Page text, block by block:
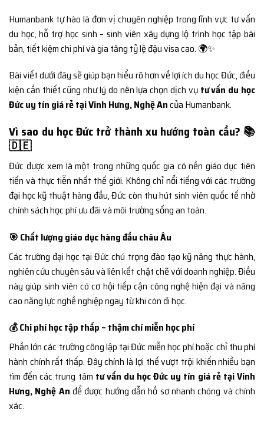
Humanbank tự hào là đơn vị chuyên nghiệp trong lĩnh vực tư vấn
du học, hỗ trợ học sinh – sinh viên xây dựng lộ trình học tập bài
bản, tiết kiệm chi phí và gia tăng tỷ lệ đậu visa cao. 🌍✨
Bài viết dưới đây sẽ giúp bạn hiểu rõ hơn về lợi ích du học Đức, điều
kiện cần thiết cũng như lý do nên lựa chọn dịch vụ tư vấn du học
Đức uy tín giá rẻ tại Vinh Hưng, Nghệ Ancủa Humanbank.
Vì sao du học Đức trở thành xu hướng toàn cầu? 📚
🇩🇪
Đức được xem là một trong những quốc gia có nền giáo dục tiên
tiến và thực tiễn nhất thế giới. Không chỉ nổi tiếng với các trường
đại học kỹ thuật hàng đầu, Đức còn thu hút sinh viên quốc tế nhờ
chính sách học phí ưu đãi và môi trường sống an toàn.
🎯 Chất lượng giáo dục hàng đầu châu Âu
Các trường đại học tại Đức chú trọng đào tạo kỹ năng thực hành,
nghiên cứu chuyên sâu và liên kết chặt chẽ với doanh nghiệp. Điều
này giúp sinh viên có cơ hội tiếp cận công nghệ hiện đại và nâng
cao năng lực nghề nghiệp ngay từ khi còn đi học.
💰 Chi phí học tập thấp – thậm chí miễn học phí
Phần lớn các trường công lập tại Đức miễn học phí hoặc chỉ thu phí
hành chính rất thấp. Đây chính là lợi thế vượt trội khiến nhiều bạn
tìm đến các trung tâm tư vấn du học Đức uy tín giá rẻ tại Vinh
Hưng, Nghệ An để được hướng dẫn hồ sơ nhanh chóng và chính
xác.